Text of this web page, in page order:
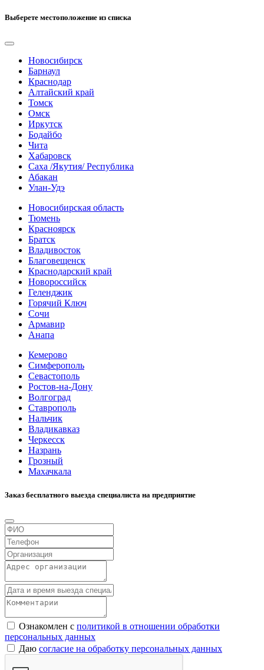
Выберете местоположение из списка
Новосибирск
Барнаул
Краснодар
Алтайский край
Томск
Омск
Иркутск
Бодайбо
Чита
Хабаровск
Саха /Якутия/ Республика
Абакан
Улан-Удэ
Новосибирская область
Тюмень
Красноярск
Братск
Владивосток
Благовещенск
Краснодарский край
Новороссийск
Геленджик
Горячий Ключ
Сочи
Армавир
Анапа
Кемерово
Симферополь
Севастополь
Ростов-на-Дону
Волгоград
Ставрополь
Нальчик
Владикавказ
Черкесск
Назрань
Грозный
Махачкала
Заказ бесплатного выезда специалиста на предприятие
Ознакомлен с политикой в отношении обработки
персональных данных
Даю согласие на обработку персональных данных